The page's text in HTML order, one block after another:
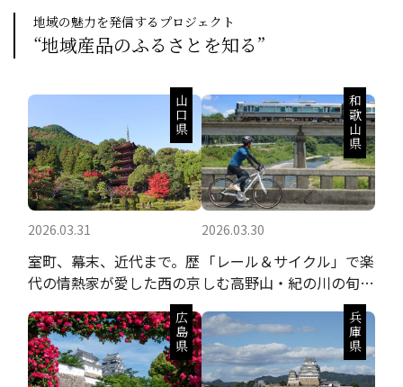
地域の魅力を発信するプロジェクト
“地域産品のふるさとを知る”
2026.03.31
山口県
室町、幕末、近代まで。歴
代の情熱家が愛した西の京
2026.03.30
和歌山県
「レール＆サイクル」で楽
しむ高野山・紀の川の旬の
広島県 兵庫県